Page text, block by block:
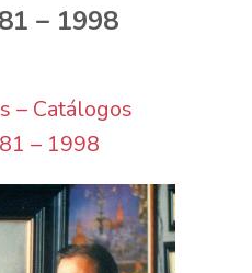
– 1998
– Catálogos
– 1998